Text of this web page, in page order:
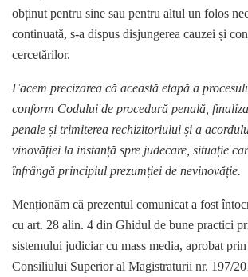
obținut pentru sine sau pentru altul un folos
continuată, s-a dispus disjungerea cauzei și
cercetărilor.
Facem precizarea că această etapă a
conform Codului de procedură penală,
penale și trimiterea rechizitoriului și a
vinovăției la instanță spre judecare, situație
înfrângă principiul prezumției de nevinovăție.
Menționăm că prezentul comunicat a fost
cu art. 28 alin. 4 din Ghidul de bune practici
sistemului judiciar cu mass media, aprobat
Consiliului Superior al Magistraturii nr. 197/